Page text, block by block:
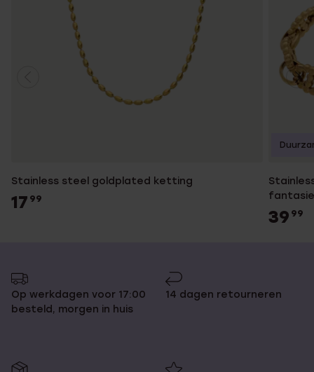
Stainless steel goldplated ketting
17 99
fantasie
39 99
Op werkdagen voor 17:00
besteld, morgen in huis
14 dagen retourneren